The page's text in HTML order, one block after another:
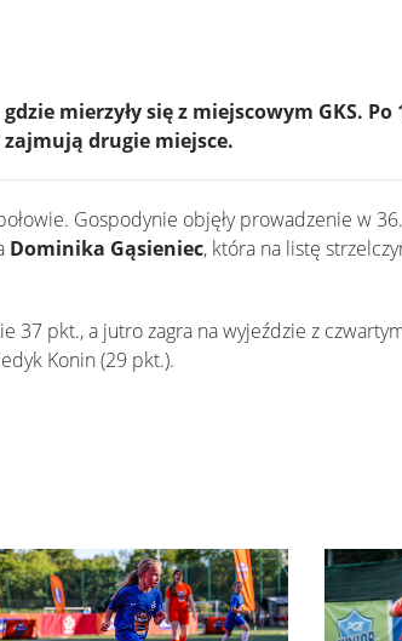
mierzyły się z miejscowym GKS. Po
drugie miejsce.
Gospodynie objęły prowadzenie w 36.
Dominika Gąsieniec, która na listę
37 pkt., a jutro zagra na wyjeździe z
Konin (29 pkt.).